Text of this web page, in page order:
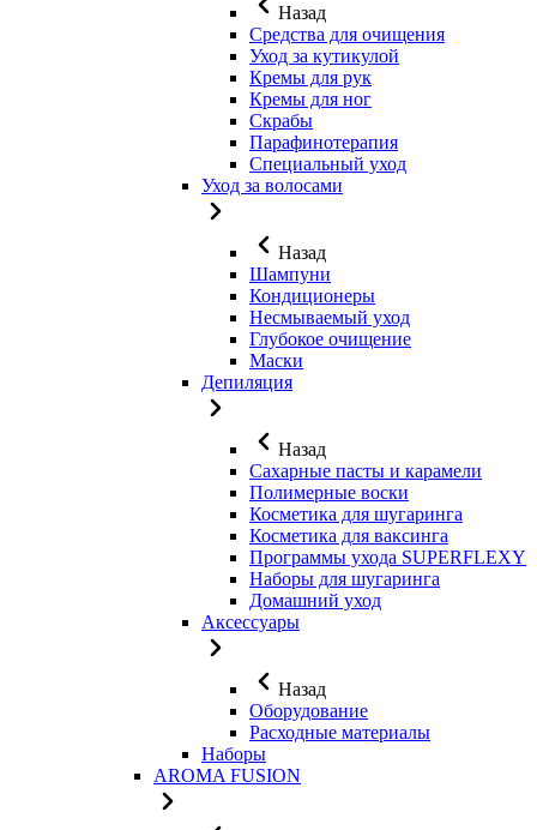
Назад
Средства для очищения
Уход за кутикулой
Кремы для рук
Кремы для ног
Скрабы
Парафинотерапия
Специальный уход
Уход за волосами
Назад
Шампуни
Кондиционеры
Несмываемый уход
Глубокое очищение
Маски
Депиляция
Назад
Сахарные пасты и карамели
Полимерные воски
Косметика для шугаринга
Косметика для ваксинга
Программы ухода SUPERFLEXY
Наборы для шугаринга
Домашний уход
Аксессуары
Назад
Оборудование
Расходные материалы
Наборы
AROMA FUSION